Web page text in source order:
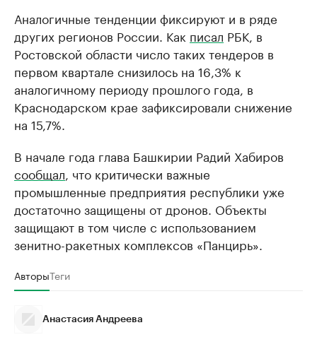
Аналогичные тенденции фиксируют и в ряде
других регионов России. Как писал РБК, в
Ростовской области число таких тендеров в
первом квартале снизилось на 16,3% к
аналогичному периоду прошлого года, в
Краснодарском крае зафиксировали снижение
на 15,7%.
В начале года глава Башкирии Радий Хабиров
сообщал, что критически важные
промышленные предприятия республики уже
достаточно защищены от дронов. Объекты
защищают в том числе с использованием
зенитно-ракетных комплексов «Панцирь».
АвторыТеги
Анастасия Андреева